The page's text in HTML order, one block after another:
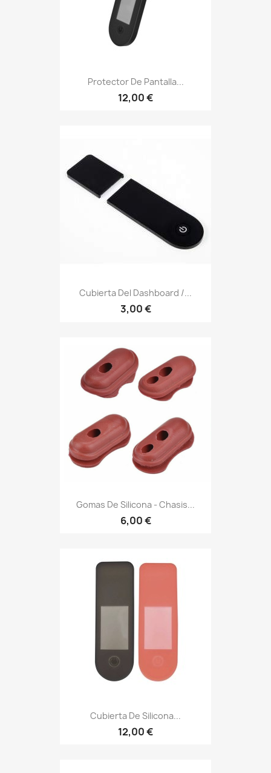
Protector De Pantalla...
12,00 €
Cubierta Del Dashboard /...
3,00 €
Gomas De Silicona - Chasis...
6,00 €
Cubierta De Silicona...
12,00 €